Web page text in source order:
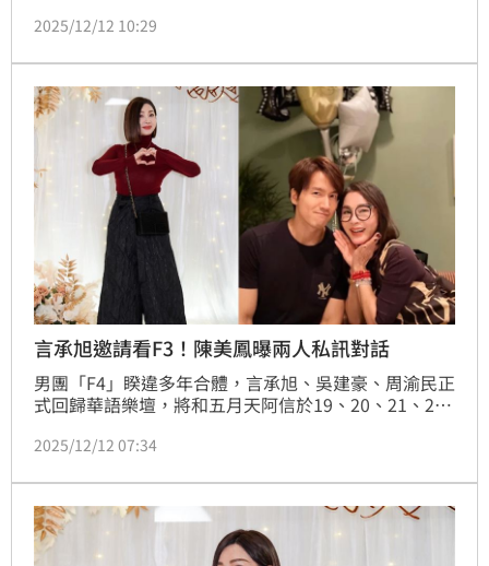
亮相，被主持人拱「親一下」時，她和李朝永也甜蜜配
2025/12/12 10:29
言承旭邀請看F3！陳美鳳曝兩人私訊對話
男團「F4」睽違多年合體，言承旭、吳建豪、周渝民正
式回歸華語樂壇，將和五月天阿信於19、20、21、22
會。卻因為獨缺朱孝天引發話題。與言承旭交好的陳美
邀請他參加演出，但是因為自己很忙所以沒辦法到場。
趙浩雲
2025/12/12 07:34